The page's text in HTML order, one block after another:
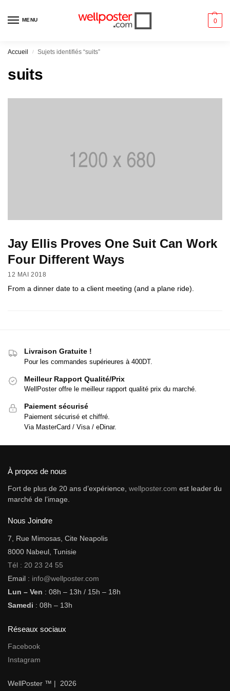
MENU 0
Accueil / Sujets identifiés “suits”
suits
Jay Ellis Proves One Suit Can Work
Four Different Ways
12 MAI 2018
From a dinner date to a client meeting (and a plane ride).
Livraison Gratuite !
Pour les commandes supérieures à 400DT.
Meilleur Rapport Qualité/Prix
WellPoster offre le meilleur rapport qualité prix du marché.
Paiement sécurisé
Paiement sécurisé et chiffré.
Via MasterCard / Visa / eDinar.
À propos de nous
Fort de plus de 20 ans d’expérience, wellposter.com est leader du
marché de l’image.
Nous Joindre
7, Rue Mimosas, Cite Neapolis
8000 Nabeul, Tunisie
Tél : 20 23 24 55
Email : info@wellposter.com
Lun – Ven : 08h – 13h / 15h – 18h
Samedi : 08h – 13h
Réseaux sociaux
Facebook
Instagram
WellPoster ™ | 2026